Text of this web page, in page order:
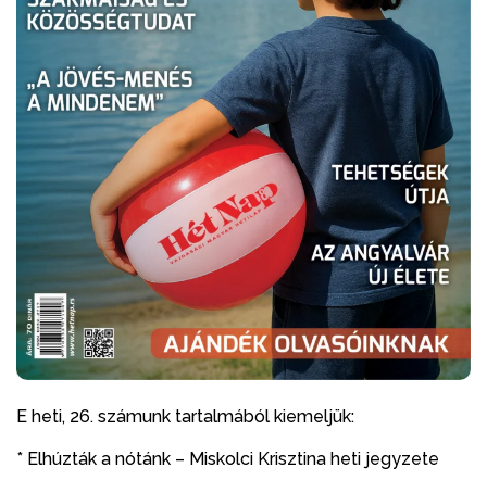
E heti, 26. számunk tartalmából kiemeljük:
* Elhúzták a nótánk – Miskolci Krisztina heti jegyzete